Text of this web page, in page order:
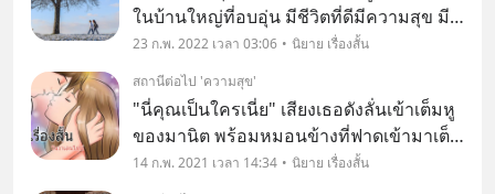
ในบ้านใหญ่ที่อบอุ่น มีชีวิตที่ดีมีความสุข มี
แม่ ที่เลี้ยงผมมาตั้งแต่ผมยังเล็กๆ ตอนเล็กๆ
ใช่ครับ นั่นหมายความว่า ไม่ใช่เลี้ยงตั้งแต่
เกิด ครับ ผมถูกเก็บมาเล
23 ก.พ. 2022 เวลา 03:06
นิยาย เรื่องสั้น
สถานีต่อไป 'ความสุข'
"นี่คุณเป็นใครเนี่ย" เสียงเธอดังลั่นเข้าเต็มหู
ของมานิต พร้อมหมอนข้างที่ฟาดเข้ามาเต็ม
หน้า มานิตตื่นจากหลับไหลอย่างรวดเร็ว รีบ
ถลันลุกขึ้นจากเตียง และรีบหันไปหาเธอ
14 ก.พ. 2021 เวลา 14:34
นิยาย เรื่องสั้น